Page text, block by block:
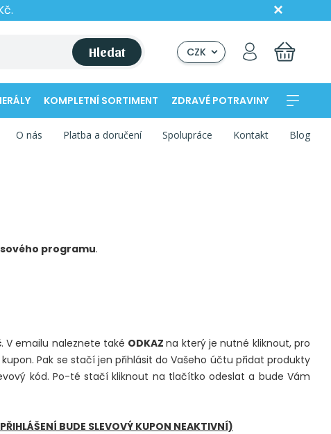
Hledat CZK
KOMPLETNÍ SORTIMENT ZDRAVÉ POTRAVINY
O nás Platba a doručení Spolupráce Kontakt Blog
programu.
. V emailu naleznete také ODKAZna který je nutné kliknout, pro
Pak se stačí jen přihlásit do Vašeho účtu přidat produkty
kód. Po-té stačí kliknout na tlačítko odeslat a bude Vám
BUDE SLEVOVÝ KUPON NEAKTIVNÍ)